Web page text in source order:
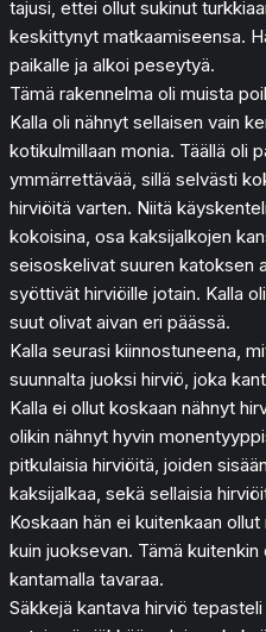
tajusi, ettei ollut sukinut
keskittynyt matkaamiseensa.
paikalle ja alkoi peseytyä.
Tämä rakennelma oli muista
Kalla oli nähnyt sellaisen vain
kotikulmillaan monia. Täällä oli
ymmärrettävää, sillä selvästi
hirviöitä varten. Niitä
kokoisina, osa kaksijalkojen
seisoskelivat suuren katoksen
syöttivät hirviöille jotain. Kalla
suut olivat aivan eri päässä.
Kalla seurasi kiinnostuneena,
suunnalta juoksi hirviö, joka
Kalla ei ollut koskaan nähnyt
olikin nähnyt hyvin
pitkulaisia hirviöitä, joiden
kaksijalkaa, sekä sellaisia
Koskaan hän ei kuitenkaan
kuin juoksevan. Tämä
kantamalla tavaraa.
Säkkejä kantava hirviö